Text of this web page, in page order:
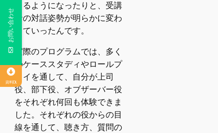
てるようになったりと、受講
者の対話姿勢が明らかに変わ
っていったんです。
実際のプログラムでは、多く
のケーススタディやロールプ
レイを通して、自分が上司
役、部下役、オブザーバー役
をそれぞれ何回も体験できま
した。それぞれの役からの目
線を通して、聴き方、質問の
⠀お問い合わせ
資料DL